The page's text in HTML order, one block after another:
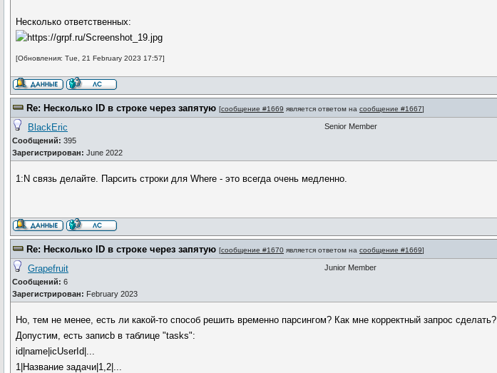
Несколько ответственных:
[Обновления: Tue, 21 February 2023 17:57]
Re: Несколько ID в строке через запятую [сообщение #1669 является ответом на сообщение #1667]
BlackEric
Сообщений: 395
Зарегистрирован: June 2022
Senior Member
1:N связь делайте. Парсить строки для Where - это всегда очень медленно.
Re: Несколько ID в строке через запятую [сообщение #1670 является ответом на сообщение #1669]
Grapefruit
Сообщений: 6
Зарегистрирован: February 2023
Junior Member
Но, тем не менее, есть ли какой-то способ решить временно парсингом? Как мне корректный запрос сделать?
Допустим, есть записb в таблице "tasks":
id|name|icUserId|...
1|Название задачи|1,2|...